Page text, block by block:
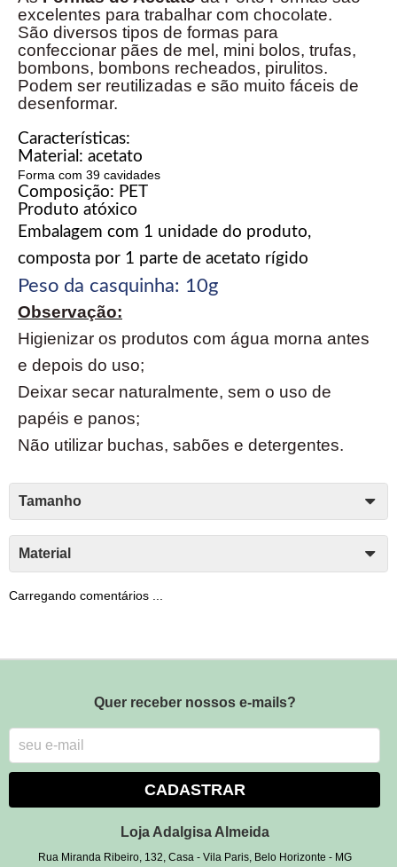
excelentes para trabalhar com chocolate.
São diversos tipos de formas para
confeccionar pães de mel, mini bolos, trufas,
bombons, bombons recheados, pirulitos.
Podem ser reutilizadas e são muito fáceis de
desenformar.
Características:
Material: acetato
Forma com 39 cavidades
Composição: PET
Produto atóxico
Embalagem com 1 unidade do produto,
composta por 1 parte de acetato rígido
Peso da casquinha: 10g
Observação:
Higienizar os produtos com água morna antes
e depois do uso;
Deixar secar naturalmente, sem o uso de
papéis e panos;
Não utilizar buchas, sabões e detergentes.
Tamanho
Material
Carregando comentários ...
Quer receber nossos e-mails?
CADASTRAR
Loja Adalgisa Almeida
Rua Miranda Ribeiro, 132, Casa- Vila Paris, Belo Horizonte - MG